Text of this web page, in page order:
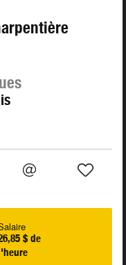
$ de
l'heure